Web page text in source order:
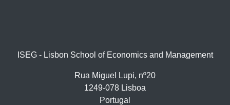
ISEG - Lisbon School of Economics and Management
Rua Miguel Lupi, nº20
1249-078 Lisboa
Portugal